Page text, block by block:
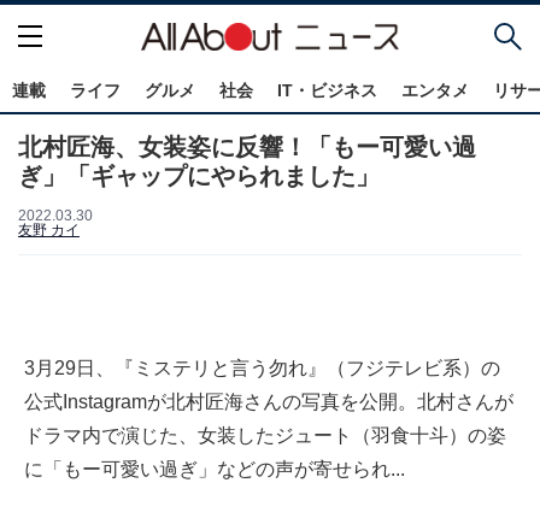
連載 ライフ グルメ 社会 IT・ビジネス エンタメ リサ
北村匠海、女装姿に反響！「もー可愛い過
ぎ」「ギャップにやられました」
2022.03.30
友野 カイ
3月29日、『ミステリと言う勿れ』（フジテレビ系）の
公式Instagramが北村匠海さんの写真を公開。北村さんが
ドラマ内で演じた、女装したジュート（羽食十斗）の姿
に「もー可愛い過ぎ」などの声が寄せられ...